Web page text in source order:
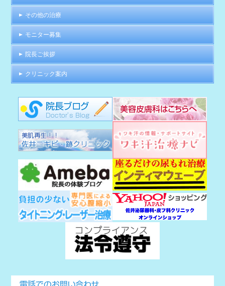
その他の治療
モニター募集
院長ご挨拶
クリニック案内